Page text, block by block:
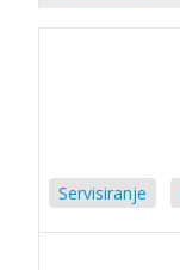
Servisiranje